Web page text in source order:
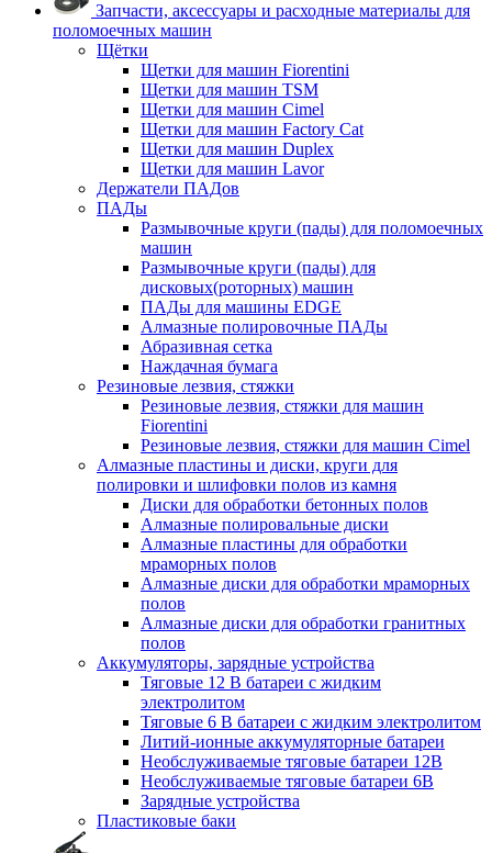
Запчасти, аксессуары и расходные материалы для
поломоечных машин
Щётки
Щетки для машин Fiorentini
Щетки для машин TSM
Щетки для машин Cimel
Щетки для машин Factory Cat
Щетки для машин Duplex
Щетки для машин Lavor
Держатели ПАДов
ПАДы
Размывочные круги (пады) для поломоечных
машин
Размывочные круги (пады) для
дисковых(роторных) машин
ПАДы для машины EDGE
Алмазные полировочные ПАДы
Абразивная сетка
Наждачная бумага
Резиновые лезвия, стяжки
Резиновые лезвия, стяжки для машин
Fiorentini
Резиновые лезвия, стяжки для машин Cimel
Алмазные пластины и диски, круги для
полировки и шлифовки полов из камня
Диски для обработки бетонных полов
Алмазные полировальные диски
Алмазные пластины для обработки
мраморных полов
Алмазные диски для обработки мраморных
полов
Алмазные диски для обработки гранитных
полов
Аккумуляторы, зарядные устройства
Тяговые 12 В батареи с жидким
электролитом
Тяговые 6 В батареи с жидким электролитом
Литий-ионные аккумуляторные батареи
Необслуживаемые тяговые батареи 12В
Необслуживаемые тяговые батареи 6В
Зарядные устройства
Пластиковые баки